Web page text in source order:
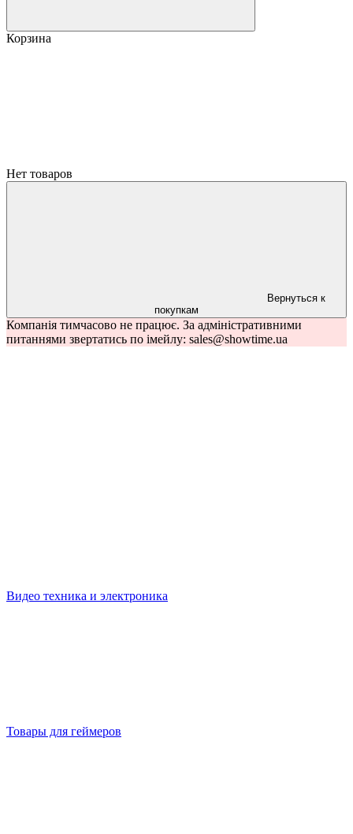
Корзина
Нет товаров
Вернуться к
покупкам
Компанія тимчасово не працює. За адміністративними
питаннями звертатись по імейлу: sales@showtime.ua
Видео техника и электроника
Товары для геймеров